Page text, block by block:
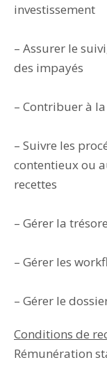
investissement
– Assurer le
des impayés
– Contribuer à
– Suivre les
contentieux ou
recettes
– Gérer la
– Gérer les
– Gérer le
Conditions de
Rémunération